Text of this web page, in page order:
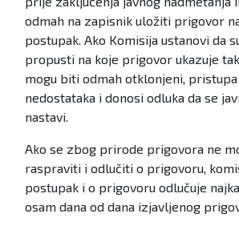
odmah na zapisnik uložiti prigovor
postupak. Ako Komisija ustanovi da
propusti na koje prigovor ukazuje
mogu biti odmah otklonjeni,
nedostataka i donosi odluka da se
nastavi.
Ako se zbog prirode prigovora ne
raspraviti i odlučiti o prigovoru,
postupak i o prigovoru odlučuje
osam dana od dana izjavljenog